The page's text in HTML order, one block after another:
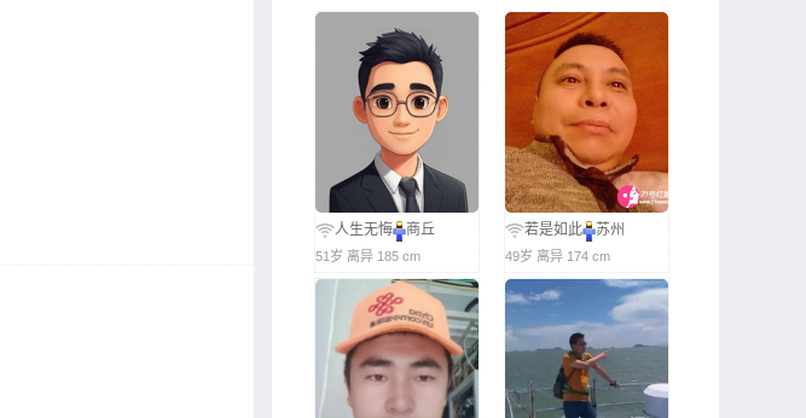
人生无悔 商丘
51岁 离异 185 cm
若是如此 苏州
49岁 离异 174 cm